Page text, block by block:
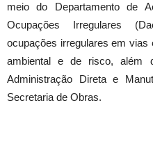
meio do Departamento de
Ocupações Irregulares
ocupações irregulares em
ambiental e de risco, além
Administração Direta e
Secretaria de Obras.